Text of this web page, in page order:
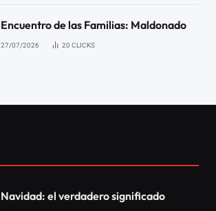
Encuentro de las Familias: Maldonado
27/07/2026 20 CLICKS
Navidad: el verdadero significado